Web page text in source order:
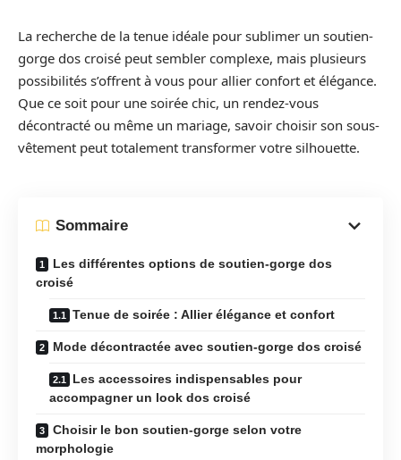
La recherche de la tenue idéale pour sublimer un soutien-
gorge dos croisé peut sembler complexe, mais plusieurs
possibilités s’offrent à vous pour allier confort et élégance.
Que ce soit pour une soirée chic, un rendez-vous
décontracté ou même un mariage, savoir choisir son sous-
vêtement peut totalement transformer votre silhouette.
Sommaire
Les différentes options de soutien-gorge dos
croisé
Tenue de soirée : Allier élégance et confort
Mode décontractée avec soutien-gorge dos croisé
Les accessoires indispensables pour
accompagner un look dos croisé
Choisir le bon soutien-gorge selon votre
morphologie